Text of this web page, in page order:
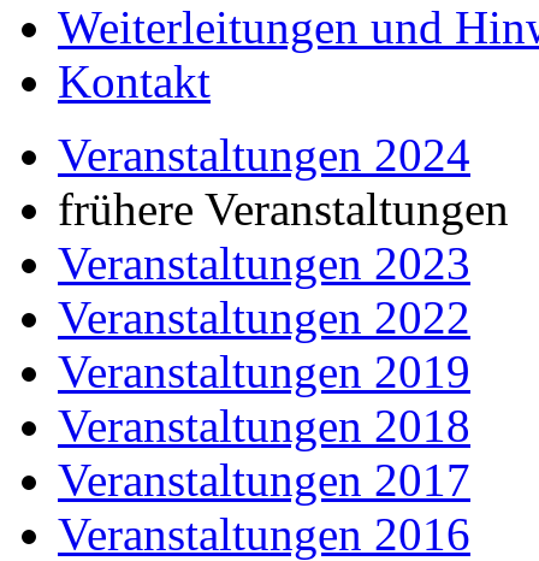
Weiterleitungen und
Kontakt
Veranstaltungen 2024
frühere Veranstaltungen
Veranstaltungen 2023
Veranstaltungen 2022
Veranstaltungen 2019
Veranstaltungen 2018
Veranstaltungen 2017
Veranstaltungen 2016